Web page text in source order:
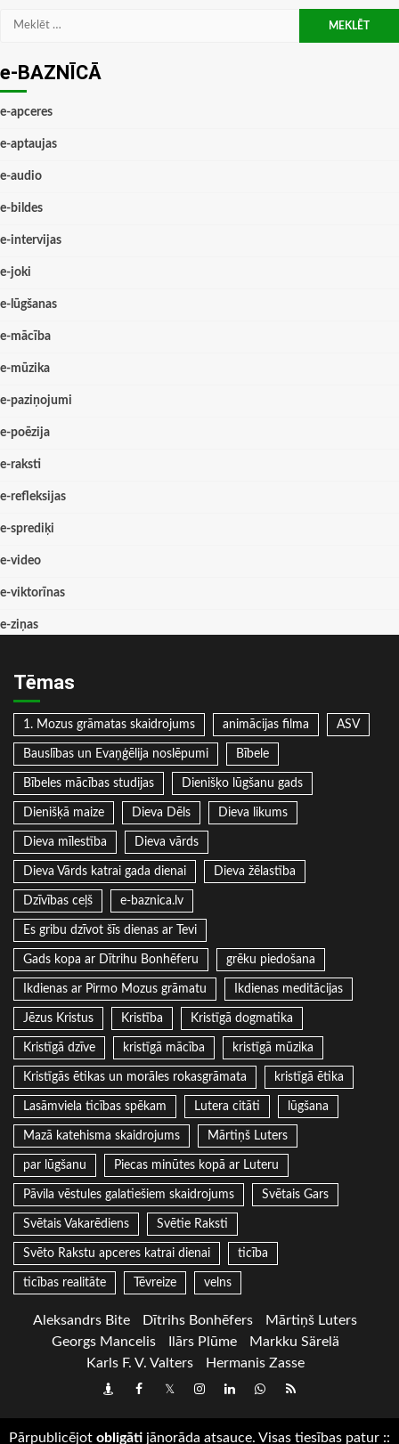
Meklēt:
e-BAZNĪCĀ
e-apceres
e-aptaujas
e-audio
e-bildes
e-intervijas
e-joki
e-lūgšanas
e-mācība
e-mūzika
e-paziņojumi
e-poēzija
e-raksti
e-refleksijas
e-sprediķi
e-video
e-viktorīnas
e-ziņas
Tēmas
1. Mozus grāmatas skaidrojums animācijas filma ASV
Bauslības un Evaņģēlija noslēpumi Bībele
Bībeles mācības studijas Dienišķo lūgšanu gads
Dienišķā maize Dieva Dēls Dieva likums
Dieva mīlestība Dieva vārds
Dieva Vārds katrai gada dienai Dieva žēlastība
Dzīvības ceļš e-baznica.lv
Es gribu dzīvot šīs dienas ar Tevi
Gads kopa ar Dītrihu Bonhēferu grēku piedošana
Ikdienas ar Pirmo Mozus grāmatu Ikdienas meditācijas
Jēzus Kristus Kristība Kristīgā dogmatika
Kristīgā dzīve kristīgā mācība kristīgā mūzika
Kristīgās ētikas un morāles rokasgrāmata kristīgā ētika
Lasāmviela ticības spēkam Lutera citāti lūgšana
Mazā katehisma skaidrojums Mārtiņš Luters
par lūgšanu Piecas minūtes kopā ar Luteru
Pāvila vēstules galatiešiem skaidrojums Svētais Gars
Svētais Vakarēdiens Svētie Raksti
Svēto Rakstu apceres katrai dienai ticība
ticības realitāte Tēvreize velns
Aleksandrs Bite Dītrihs Bonhēfers
Mārtiņš Luters
Georgs Mancelis
Ilārs Plūme
Markku Särelä
Karls F. V. Valters
Hermanis Zasse
DraugiemFacebook
TwitterInstagram
LinkedInwhatsapp
RSS
Pārpublicējot obligāti jānorāda atsauce. Visas tiesības patur ::